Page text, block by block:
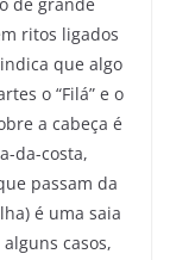
ritos ligados
que algo
o “Filá” e o
a cabeça é
da-costa,
passam da
é uma saia
casos,